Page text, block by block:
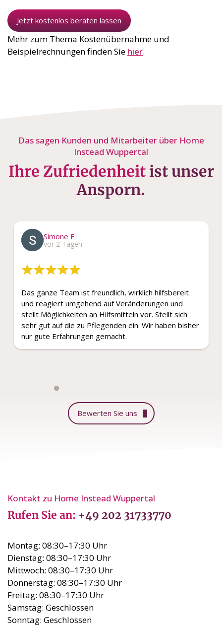
Jetzt kostenlos beraten lassen
Mehr zum Thema Kostenübernahme und
Beispielrechnungen finden Sie hier.
Das sagen Kunden und Mitarbeiter über Home
Instead Wuppertal
Ihre Zufriedenheitist unser
Ansporn.
Simone F
vor 2 Tagen
Das ganze Team ist freundlich, wirklich hilfsbereit
und reagiert umgehend auf Veränderungen und
stellt Möglichkeiten an Hilfsmitteln vor. Stellt sich
sehr gut auf die zu Pflegenden ein. Wir haben bisher
nur gute Erfahrungen gemacht.
Bewerten Sie uns
Kontakt zu Home Instead Wuppertal
Rufen Sie an: +49 202 31733770
Montag: 08:30–17:30 Uhr
Dienstag: 08:30–17:30 Uhr
Mittwoch: 08:30–17:30 Uhr
Donnerstag: 08:30–17:30 Uhr
Freitag: 08:30–17:30 Uhr
Samstag: Geschlossen
Sonntag: Geschlossen